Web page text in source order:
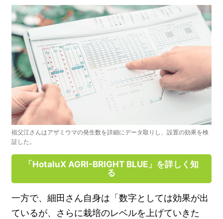
祖父江さんはアザミウマの発生数を詳細にデータ取りし、設置の効果を検
証した。
「HotaluX AGRI-BRIGHT BLUE」を詳しく知
る
一方で、細田さん自身は「数字としては効果が出
ているが、さらに栽培のレベルを上げていきた